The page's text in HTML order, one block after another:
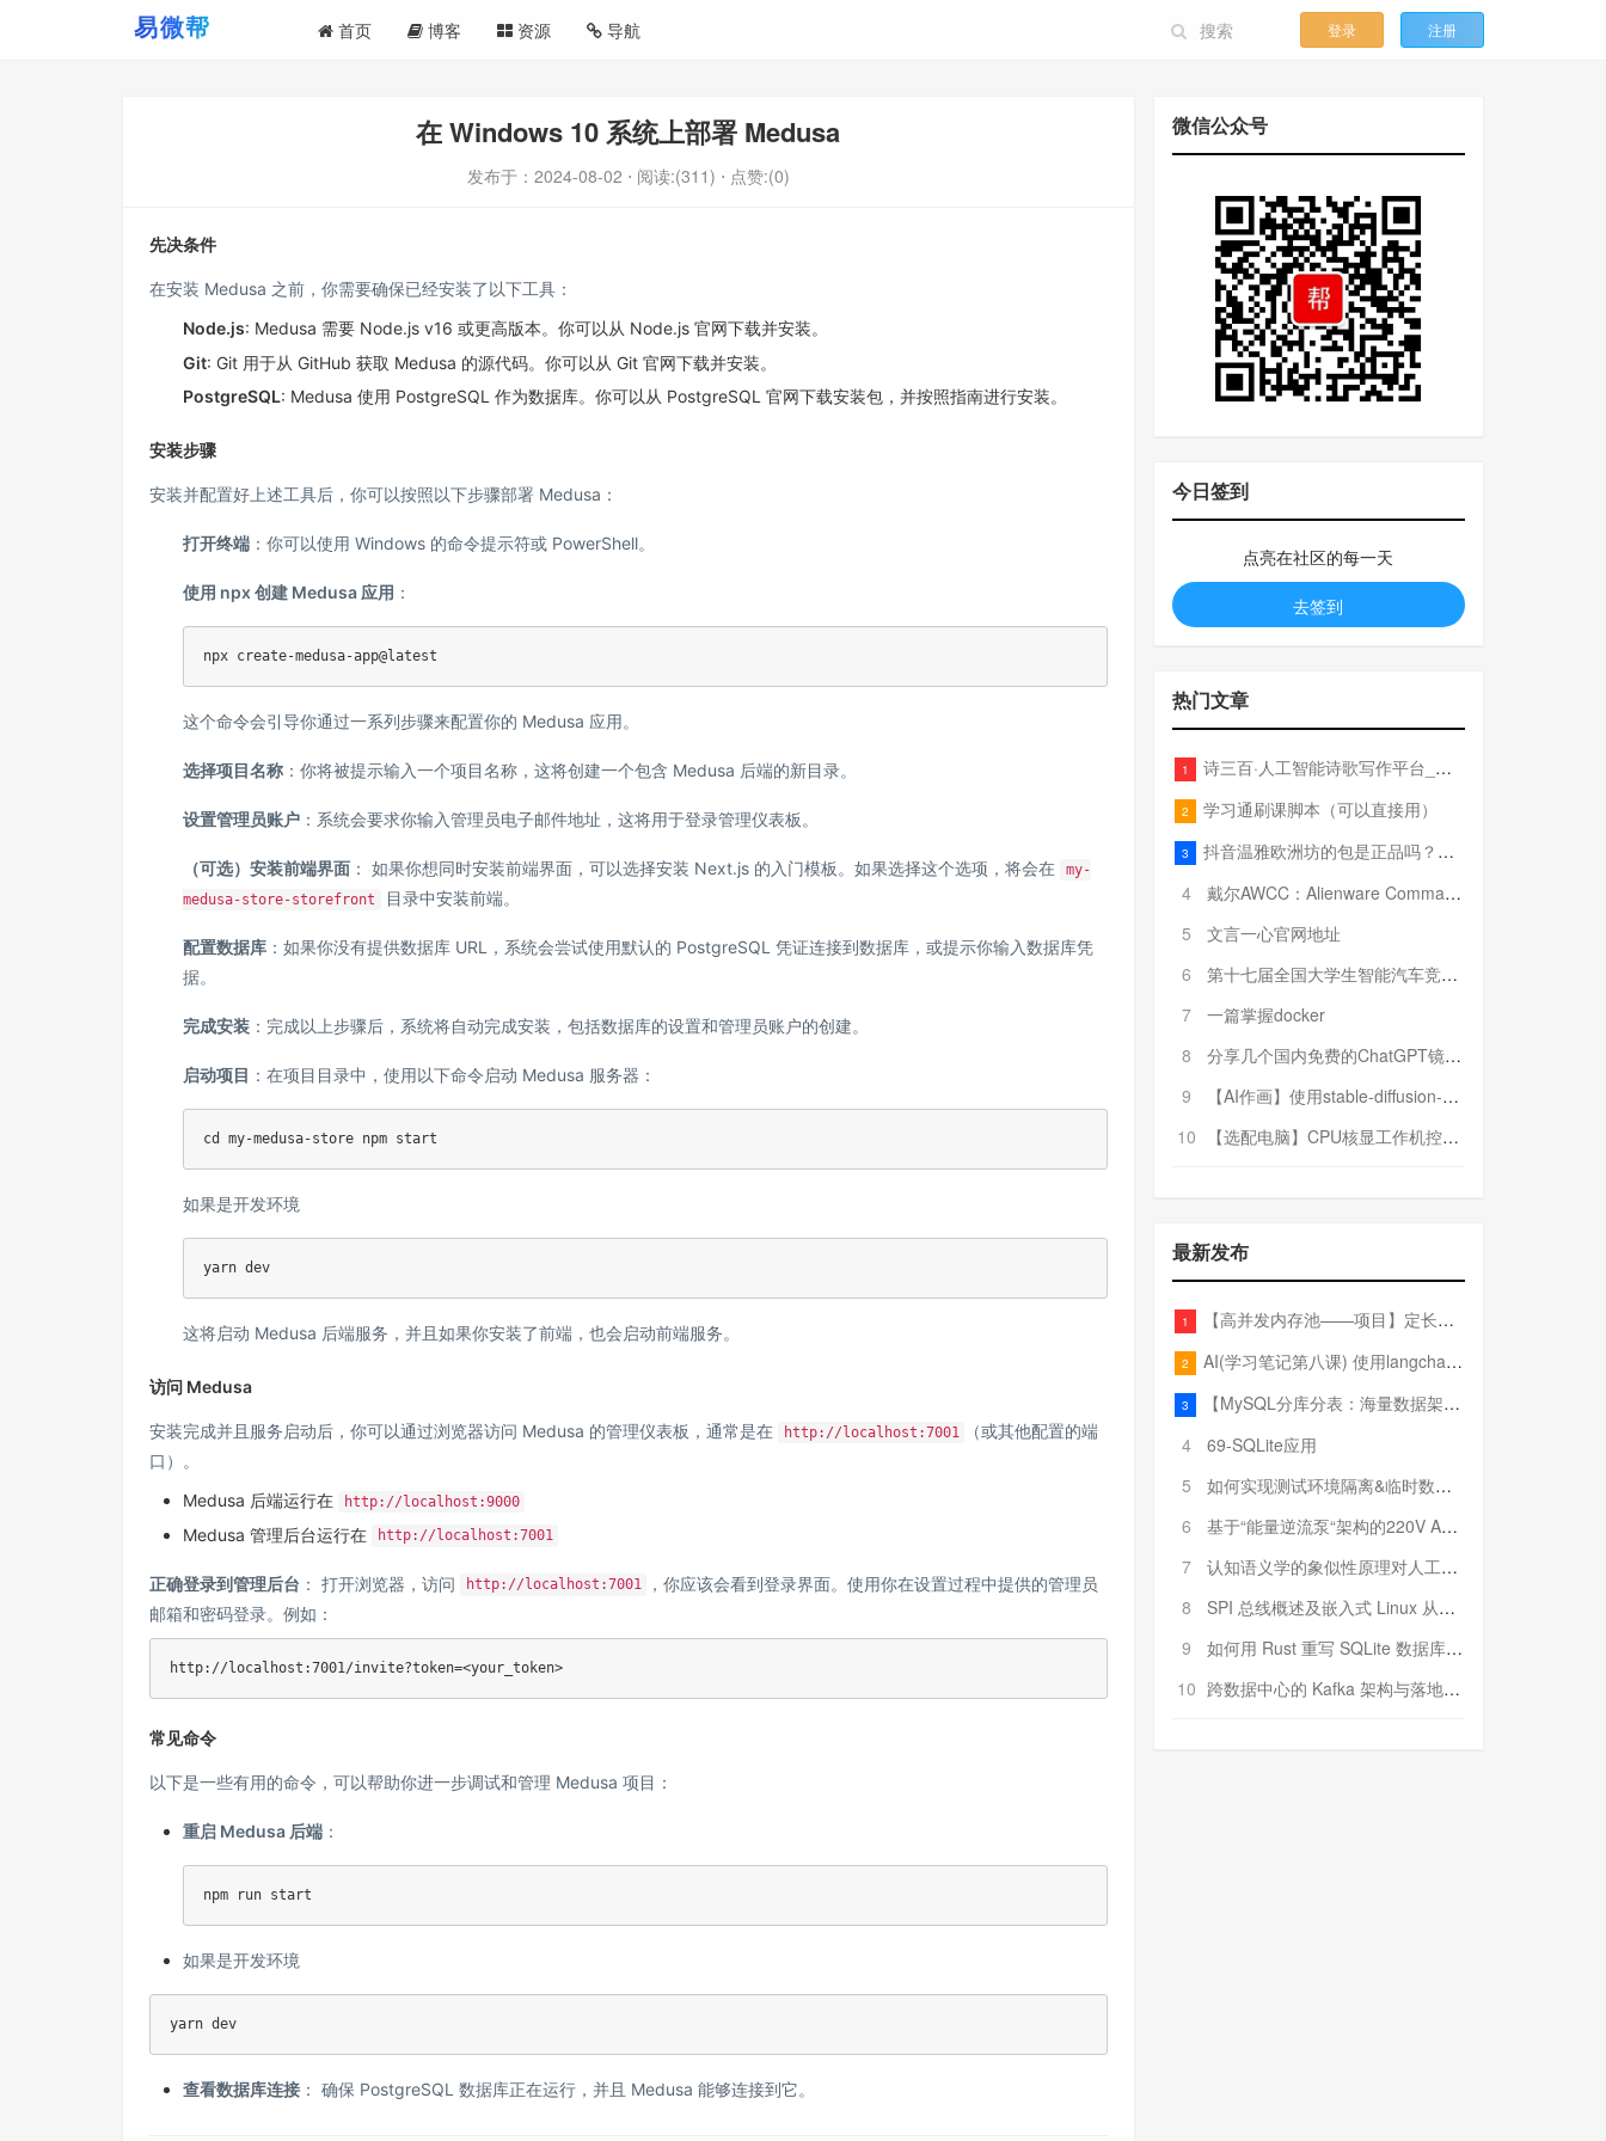
首页 博客 资源 导航 登录 注册
在 Windows 10 系统上部署 Medusa
发布于： 2024-08-02 ⋅ 阅读:(311) ⋅ 点赞:(0)
先决条件
在安装 Medusa 之前，你需要确保已经安装了以下工具：
Node.js: Medusa 需要 Node.js v16 或更高版本。你可以从 Node.js 官网下载并安装。
Git: Git 用于从 GitHub 获取 Medusa 的源代码。你可以从 Git 官网下载并安装。
PostgreSQL: Medusa 使用 PostgreSQL 作为数据库。你可以从 PostgreSQL 官网下载安装包，并按照指南进行安装。
安装步骤
安装并配置好上述工具后，你可以按照以下步骤部署 Medusa：
打开终端 ：你可以使用 Windows 的命令提示符或 PowerShell。
使用 npx 创建 Medusa 应用 ：
npx create-medusa-app@latest
这个命令会引导你通过一系列步骤来配置你的 Medusa 应用。
选择项目名称 ：你将被提示输入一个项目名称，这将创建一个包含 Medusa 后端的新目录。
设置管理员账户 ：系统会要求你输入管理员电子邮件地址，这将用于登录管理仪表板。
（可选）安装前端界面 ： 如果你想同时安装前端界面，可以选择安装 Next.js 的入门模板。如果选择这个选项，将会在
my-
medusa-store-storefront
目录中安装前端。
配置数据库 ：如果你没有提供数据库 URL，系统会尝试使用默认的 PostgreSQL 凭证连接到数据库，或提示你输入数据库凭
据。
完成安装 ：完成以上步骤后，系统将自动完成安装，包括数据库的设置和管理员账户的创建。
启动项目 ：在项目目录中，使用以下命令启动 Medusa 服务器：
cd my-medusa-store npm start
如果是开发环境
yarn dev
这将启动 Medusa 后端服务，并且如果你安装了前端，也会启动前端服务。
访问 Medusa
安装完成并且服务启动后，你可以通过浏览器访问 Medusa 的管理仪表板，通常是在 http://localhost:7001
（或其他配置的端
口）。
Medusa 后端运行在
http://localhost:9000
Medusa 管理后台运行在 http://localhost:7001
正确登录到管理后台 ： 打开浏览器，访问 http://localhost:7001
，你应该会看到登录界面。使用你在设置过程中提供的管理员
邮箱和密码登录。例如：
http://localhost:7001/invite?token=<your_token>
常见命令
以下是一些有用的命令，可以帮助你进一步调试和管理 Medusa 项目：
重启 Medusa 后端 ：
npm run start
如果是开发环境
yarn dev
查看数据库连接 ： 确保 PostgreSQL 数据库正在运行，并且 Medusa 能够连接到它。
微信公众号
今日签到
点亮在社区的每一天
去签到
热门文章
1 诗三百·人工智能诗歌写作平台_在线作诗机_藏头诗生成器_电脑对联_姓名作诗
2 学习通刷课脚本（可以直接用）
3
抖音温雅欧洲坊的包是正品吗？温雅卖的包为啥那么便宜？
4
戴尔AWCC：Alienware Command Center 故障排除方法，里面附有超全详解呦，快来快来，欢迎观看~
5
文言一心官网地址
6
第十七届全国大学生智能汽车竞赛全国总决赛参赛队伍奖项公告
7
一篇掌握docker
8
分享几个国内免费的ChatGPT镜像网址(亲测有效-4月25日更新)
9
【AI作画】使用stable-diffusion-webui搭建AI作画平台
10
【选配电脑】CPU核显工作机控制预算5000
最新发布
1 【高并发内存池——项目】定长内存池——开胃小菜
2 AI(学习笔记第八课) 使用langchain的embedding models
3
【MySQL分库分表：海量数据架构的终极解决方案】
4
69-SQLite应用
5
如何实现测试环境隔离&临时数据库（pytest+SQLite）
6
基于“能量逆流泵“架构的220V AC至20V DC 300W高效电源设计
7
认知语义学的象似性原理对人工智能自然语言处理深层语义分析的影响与启示
8
SPI 总线概述及嵌入式 Linux 从属 SPI 设备驱动程序开发（第二部分，实践）
9
如何用 Rust 重写 SQLite 数据库（二）:是否有市场空间？
10 跨数据中心的 Kafka 架构与落地实战